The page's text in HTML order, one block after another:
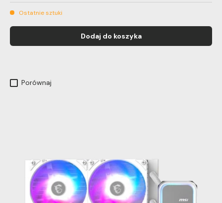
Ostatnie sztuki
Dodaj do koszyka
Porównaj